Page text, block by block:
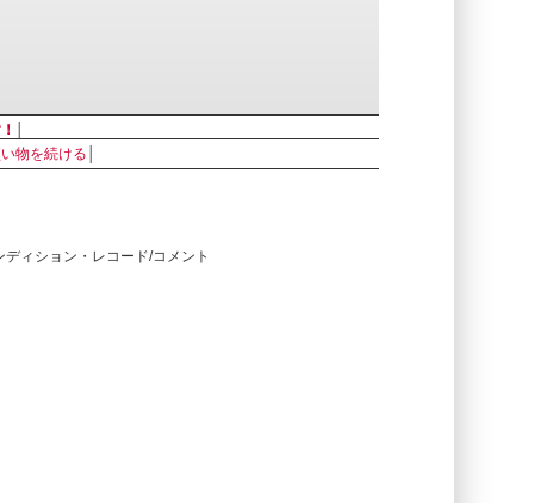
物を続ける
ィション・レコード/コメント